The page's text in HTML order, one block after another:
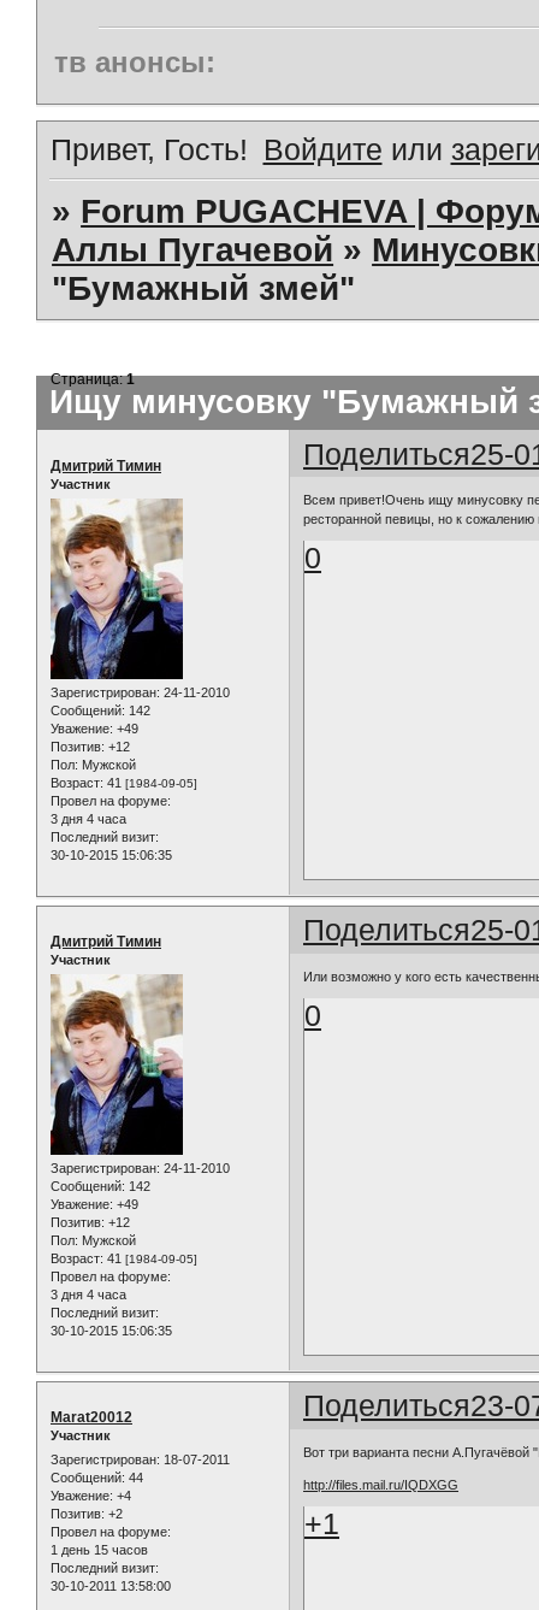
тв анонсы:
Привет, Гость! Войдите или
» Forum PUGACHEVA |
Аллы Пугачевой »
"Бумажный змей"
Ищу минусовку "Бумажный
Страница:1
Поделиться25-
Дмитрий Тимин
Участник
Зарегистрирован: 24-11-2010
Сообщений: 142
Уважение: +49
Позитив: +12
Пол: Мужской
Возраст: 41 [1984-09-05]
Провел на форуме:
3 дня 4 часа
Последний визит:
30-10-2015 15:06:35
Всем привет!Очень ищу минусовку
ресторанной певицы, но к
0
Поделиться25-
Дмитрий Тимин
Участник
Зарегистрирован: 24-11-2010
Сообщений: 142
Уважение: +49
Позитив: +12
Пол: Мужской
Возраст: 41 [1984-09-05]
Провел на форуме:
3 дня 4 часа
Последний визит:
30-10-2015 15:06:35
Или возможно у кого есть
0
Поделиться23-
Marat20012
Участник
Зарегистрирован: 18-07-2011
Сообщений: 44
Уважение: +4
Позитив: +2
Провел на форуме:
1 день 15 часов
Последний визит:
30-10-2011 13:58:00
Вот три варианта песни
http://files.mail.ru/IQDXGG
+1